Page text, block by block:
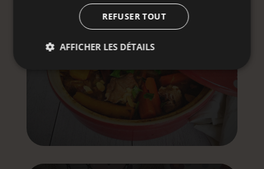
REFUSER TOUT
AFFICHER LES DÉTAILS